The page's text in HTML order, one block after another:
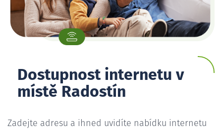
Dostupnost internetu v
místě Radostín
Zadejte adresu a ihned uvidíte nabídku internetu